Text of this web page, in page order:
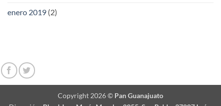
enero 2019 (2)
Copyright 2026 © Pan Guanajuato